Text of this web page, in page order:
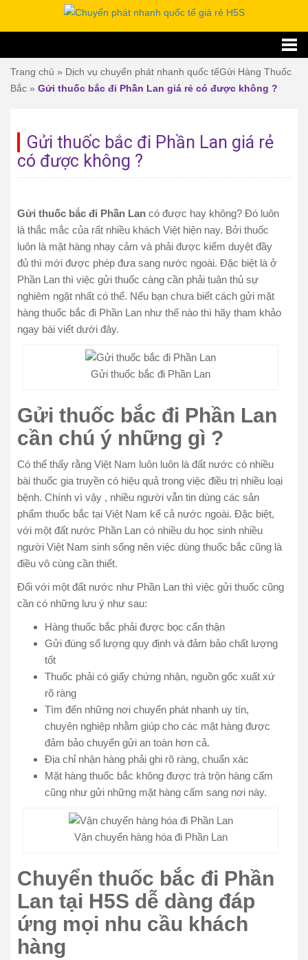
Trang chủ » Dịch vụ chuyển phát nhanh quốc tếGửi Hàng Thuốc
Bắc » Gửi thuốc bắc đi Phần Lan giá rẻ có được không ?
Gửi thuốc bắc đi Phần Lan giá rẻ
có được không ?
Gửi thuốc bắc đi Phần Lan có được hay không? Đó luôn
là thắc mắc của rất nhiều khách Việt hiện nay. Bởi thuốc
luôn là mặt hàng nhạy cảm và phải được kiểm duyệt đầy
đủ thì mới được phép đưa sang nước ngoài. Đặc biệt là ở
Phần Lan thì việc gửi thuốc càng cần phải tuân thủ sự
nghiêm ngặt nhất có thể. Nếu bạn chưa biết cách gửi mặt
hàng thuốc bắc đi Phần Lan như thế nào thì hãy tham khảo
ngay bài viết dưới đây.
Gửi thuốc bắc đi Phần Lan
Gửi thuốc bắc đi Phần Lan
cần chú ý những gì ?
Có thể thấy rằng Việt Nam luôn luôn là đất nước có nhiều
bài thuốc gia truyền có hiệu quả trong việc điều trị nhiều loại
bệnh. Chính vì vậy , nhiều người vẫn tin dùng các sản
phẩm thuốc bắc tại Việt Nam kể cả nước ngoài. Đặc biệt,
với một đất nước Phần Lan có nhiều du học sinh nhiều
người Việt Nam sinh sống nên việc dùng thuốc bắc cũng là
điều vô cùng cần thiết.
Đối với một đất nước như Phần Lan thì việc gửi thuốc cũng
cần có những lưu ý như sau:
Hàng thuốc bắc phải được bọc cẩn thận
Gửi đúng số lượng quy định và đảm bảo chất lượng
tốt
Thuốc phải có giấy chứng nhận, nguồn gốc xuất xứ
rõ ràng
Tìm đến những nơi chuyển phát nhanh uy tín,
chuyên nghiệp nhằm giúp cho các mặt hàng được
đảm bảo chuyển gửi an toàn hơn cả.
Địa chỉ nhận hàng phải ghi rõ ràng, chuẩn xác
Mặt hàng thuốc bắc không được trà trộn hàng cấm
cũng như gửi những mặt hàng cấm sang nơi này.
Vận chuyển hàng hóa đi Phần Lan
Chuyển thuốc bắc đi Phần
Lan tại H5S dễ dàng đáp
ứng mọi nhu cầu khách
hàng